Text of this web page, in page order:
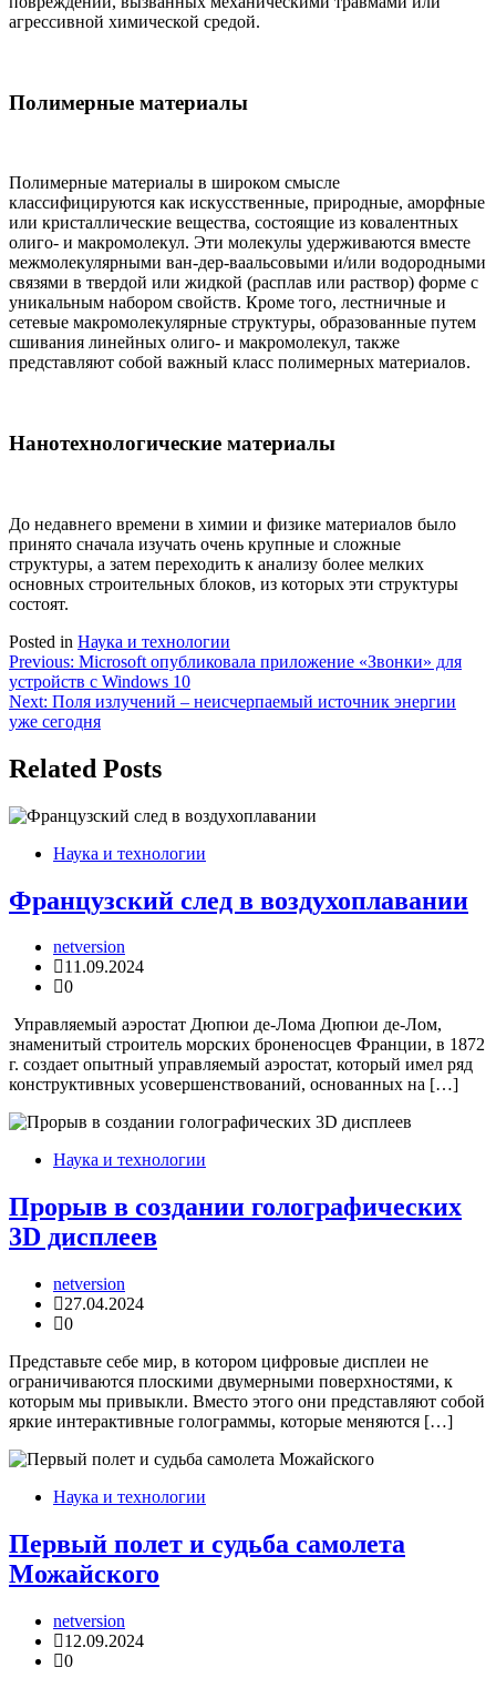
агрессивной химической средой.
Полимерные материалы
Полимерные материалы в широком смысле
классифицируются как искусственные, природные, аморфные
или кристаллические вещества, состоящие из ковалентных
олиго- и макромолекул. Эти молекулы удерживаются вместе
межмолекулярными ван-дер-ваальсовыми и/или водородными
связями в твердой или жидкой (расплав или раствор) форме с
уникальным набором свойств. Кроме того, лестничные и
сетевые макромолекулярные структуры, образованные путем
сшивания линейных олиго- и макромолекул, также
представляют собой важный класс полимерных материалов.
Нанотехнологические материалы
До недавнего времени в химии и физике материалов было
принято сначала изучать очень крупные и сложные
структуры, а затем переходить к анализу более мелких
основных строительных блоков, из которых эти структуры
состоят.
Posted in Наука и технологии
Навигация
по
записям
Previous: Microsoft опубликовала приложение «Звонки» для
устройств с Windows 10
Next: Поля излучений – неисчерпаемый источник энергии
уже сегодня
Related Posts
Наука и технологии
Французский след в воздухоплавании
netversion
11.09.2024
0
Управляемый аэростат Дюпюи де-Лома Дюпюи де-Лом,
знаменитый строитель морских броненосцев Франции, в 1872
г. создает опытный управляемый аэростат, который имел ряд
конструктивных усовершенствований, основанных на […]
Наука и технологии
Прорыв в создании голографических
3D дисплеев
netversion
27.04.2024
0
Представьте себе мир, в котором цифровые дисплеи не
ограничиваются плоскими двумерными поверхностями, к
которым мы привыкли. Вместо этого они представляют собой
яркие интерактивные голограммы, которые меняются […]
Наука и технологии
Первый полет и судьба самолета
Можайского
netversion
12.09.2024
0